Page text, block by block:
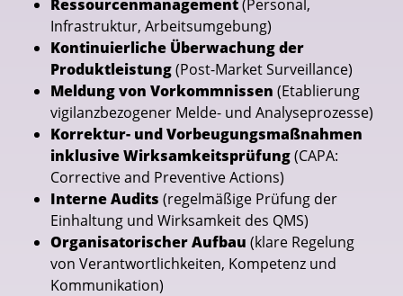
Ressourcenmanagement(Personal,
Infrastruktur, Arbeitsumgebung)
Kontinuierliche Überwachung der
Produktleistung(Post-Market Surveillance)
Meldung von Vorkommnissen (Etablierung
vigilanzbezogener Melde- und Analyseprozesse)
Korrektur- und Vorbeugungsmaßnahmen
inklusive Wirksamkeitsprüfung(CAPA:
Corrective and Preventive Actions)
Interne Audits (regelmäßige Prüfung der
Einhaltung und Wirksamkeit des QMS)
Organisatorischer Aufbau (klare Regelung
von Verantwortlichkeiten, Kompetenz und
Kommunikation)